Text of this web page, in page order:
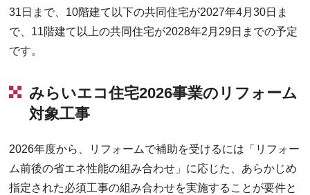
31日まで、10階建て以下の共同住宅が2027年4月30日ま
で、11階建て以上の共同住宅が2028年2月29日までの予定
です。
みらいエコ住宅2026事業のリフォーム
対象工事
2026年度から、リフォームで補助を受けるには「リフォー
ム前後の省エネ性能の組み合わせ」に応じた、あらかじめ
指定された必須工事の組み合わせを実施することが要件と